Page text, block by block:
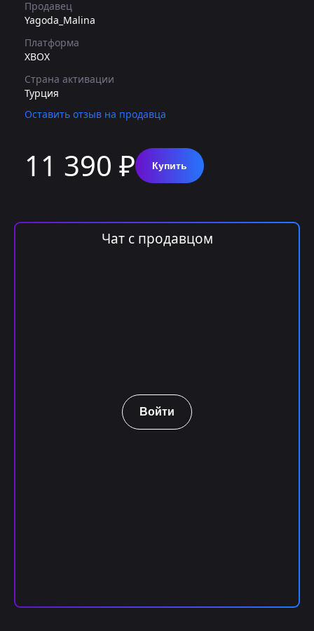
Продавец
Yagoda_Malina
Платформа
XBOX
Страна активации
Турция
Оставить отзыв на продавца
11 390 ₽ Купить
Чат с продавцом
Войти